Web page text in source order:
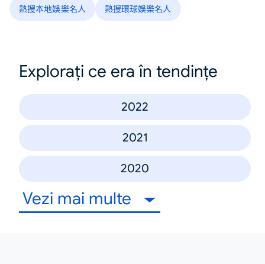
熱搜本地娛樂名人 熱搜環球娛樂名人
Explorați ce era în tendințe
2022
2021
2020
Vezi mai multe